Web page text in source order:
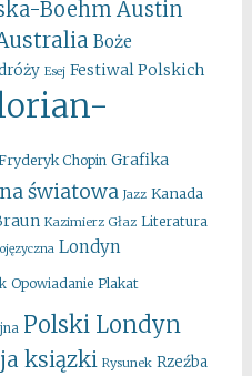
Boehm Austin
Boże
Esej Festiwal Polskich
Chopin Grafika
światowa Jazz Kanada
Kazimierz Głaz Literatura
Londyn
Opowiadanie Plakat
Polski Londyn
ksiązki Rysunek Rzeźba